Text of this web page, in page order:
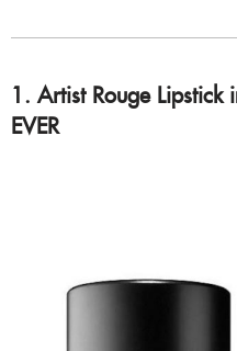
1. Artist Rouge Lipstick
EVER